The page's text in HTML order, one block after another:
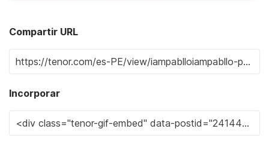
Compartir URL
Incorporar